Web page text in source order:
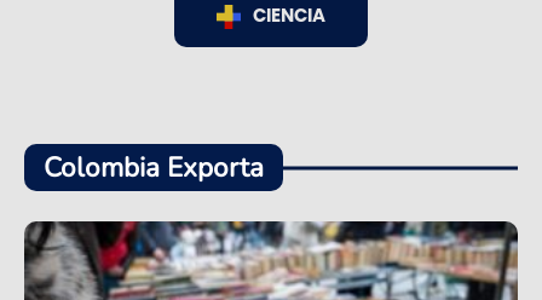
CIENCIA
Colombia Exporta